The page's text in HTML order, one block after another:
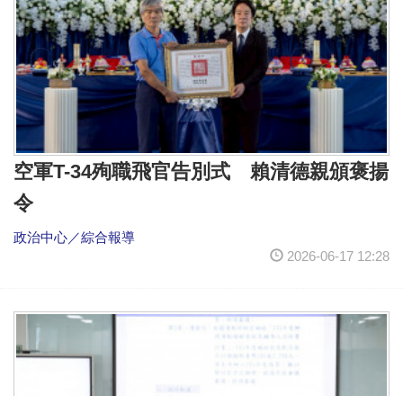
空軍T-34殉職飛官告別式 賴清德親頒褒揚
令
政治中心／綜合報導
2026-06-17 12:28